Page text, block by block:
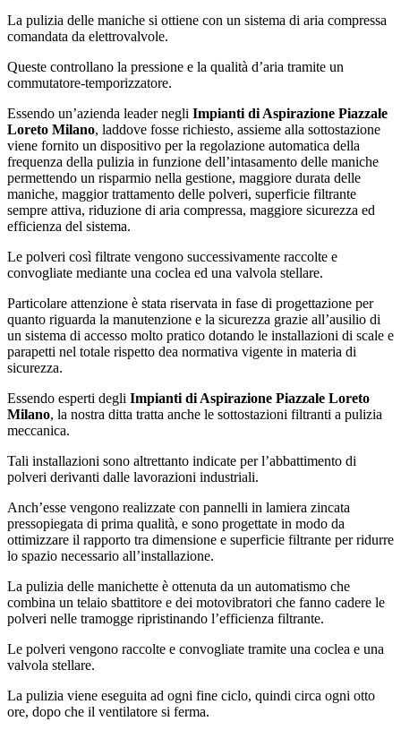
La pulizia delle maniche si ottiene con un sistema di aria compressa
comandata da elettrovalvole.
Queste controllano la pressione e la qualità d’aria tramite un
commutatore-temporizzatore.
Essendo un’azienda leader negli Impianti di Aspirazione Piazzale
Loreto Milano, laddove fosse richiesto, assieme alla sottostazione
viene fornito un dispositivo per la regolazione automatica della
frequenza della pulizia in funzione dell’intasamento delle maniche
permettendo un risparmio nella gestione, maggiore durata delle
maniche, maggior trattamento delle polveri, superficie filtrante
sempre attiva, riduzione di aria compressa, maggiore sicurezza ed
efficienza del sistema.
Le polveri così filtrate vengono successivamente raccolte e
convogliate mediante una coclea ed una valvola stellare.
Particolare attenzione è stata riservata in fase di progettazione per
quanto riguarda la manutenzione e la sicurezza grazie all’ausilio di
un sistema di accesso molto pratico dotando le installazioni di scale e
parapetti nel totale rispetto dea normativa vigente in materia di
sicurezza.
Essendo esperti degli Impianti di Aspirazione Piazzale Loreto
Milano, la nostra ditta tratta anche le sottostazioni filtranti a pulizia
meccanica.
Tali installazioni sono altrettanto indicate per l’abbattimento di
polveri derivanti dalle lavorazioni industriali.
Anch’esse vengono realizzate con pannelli in lamiera zincata
pressopiegata di prima qualità, e sono progettate in modo da
ottimizzare il rapporto tra dimensione e superficie filtrante per ridurre
lo spazio necessario all’installazione.
La pulizia delle manichette è ottenuta da un automatismo che
combina un telaio sbattitore e dei motovibratori che fanno cadere le
polveri nelle tramogge ripristinando l’efficienza filtrante.
Le polveri vengono raccolte e convogliate tramite una coclea e una
valvola stellare.
La pulizia viene eseguita ad ogni fine ciclo, quindi circa ogni otto
ore, dopo che il ventilatore si ferma.